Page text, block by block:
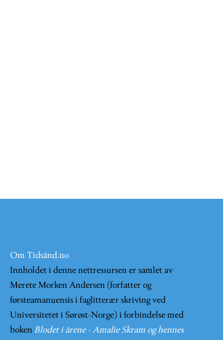
Om Tidsånd.no
Innholdet i denne nettressursen er samlet av
Merete Morken Andersen (forfatter og
førsteamanuensis i faglitterær skriving ved
Universitetet i Sørøst-Norge) i forbindelse med
boken Blodet i årene - Amalie Skram og hennes